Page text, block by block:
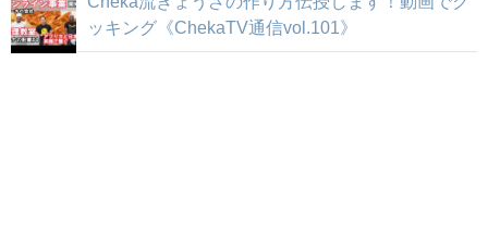
ッキング《ChekaTV通信vol.101》